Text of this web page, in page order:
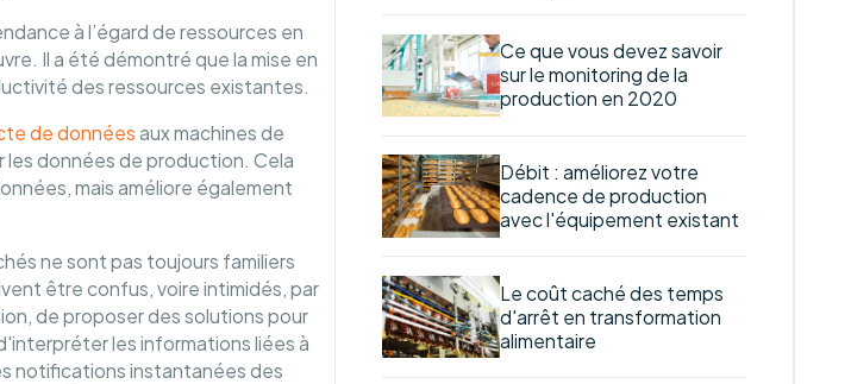
à l’égard de ressources en
Il a été démontré que la mise en
des ressources existantes.
de donnéesaux machines de
données de production. Cela
mais améliore également
ne sont pas toujours familiers
être confus, voire intimidés, par
de proposer des solutions pour
les informations liées à
notifications instantanées des
Ce que vous devez savoir
sur le monitoring de la
production en 2020
Débit : améliorez votre
cadence de production
avec l'équipement existant
Le coût caché des temps
d'arrêt en transformation
alimentaire